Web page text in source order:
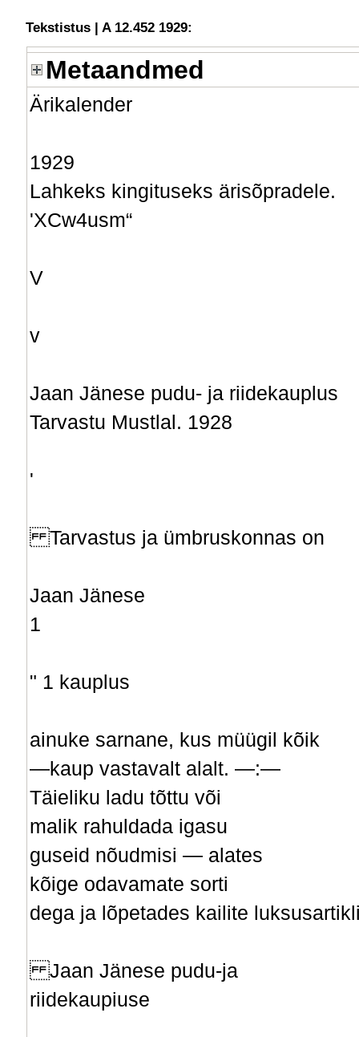
Tekstistus | A 12.452 1929:
Metaandmed
Ärikalender
1929
Lahkeks kingituseks ärisõpradele.
'XCw4usm“
V
v
Jaan Jänese pudu- ja riidekauplus
Tarvastu Mustlal. 1928
'
Tarvastus ja ümbruskonnas on
Jaan Jänese
1
" 1 kauplus
ainuke sarnane, kus müügil kõik
—kaup vastavalt alalt. —:—
Täieliku ladu tõttu või­
malik rahuldada igasu­
guseid nõudmisi — alates
kõige odavamate sorti­
dega ja lõpetades kailite
Jaan Jänese pudu-ja
riidekaupiuse